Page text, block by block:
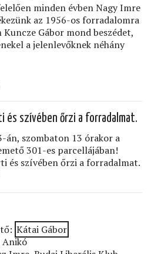
minden évben Nagy Imre
az 1956-os forradalomra
Kuncze Gábor mond beszédet,
a jelenlevőknek néhány
és szívében őrzi a forradalmat.
án, szombaton 13 órakor a
301-es parcellájában!
és szívében őrzi a forradalmat.
Kátai Gábor
Anikó